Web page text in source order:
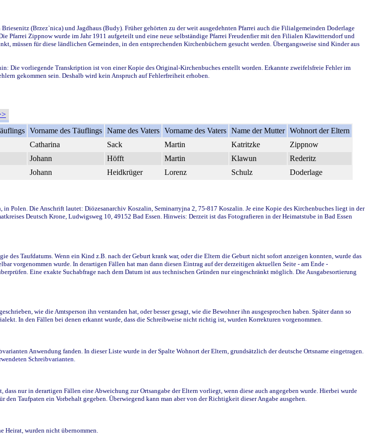
(Brzez`nica) und Jagdhaus (Budy). Früher gehörten zu der weit ausgedehnten Pfarrei auch die Filialgemeinden Doderlage
Pfarrei Zippnow wurde im Jahr 1911 aufgeteilt und eine neue selbständige Pfarrei Freudenfier mit den Filialen Klawittersdorf und
für diese ländlichen Gemeinden, in den entsprechenden Kirchenbüchern gesucht werden. Übergangsweise sind Kinder aus
Die vorliegende Transkription ist von einer Kopie des Original-Kirchenbuches erstellt worden. Erkannte zweifelsfreie Fehler im
gekommen sein. Deshalb wird kein Anspruch auf Fehlerfreiheit erhoben.
Vorname des Täuflings Name des Vaters Vorname des Vaters Name der Mutter Wohnort der Eltern
Catharina Sack Martin Katritzke
Zippnow
Johann Höfft Martin Klawun
Rederitz
Johann Heidkrüger Lorenz Schulz Doderlage
Polen. Die Anschrift lautet: Diözesanarchiv Koszalin, Seminarryjna 2, 75-817 Koszalin. Je eine Kopie des Kirchenbuches liegt in der
Deutsch Krone, Ludwigsweg 10, 49152 Bad Essen. Hinweis: Derzeit ist das Fotografieren in der Heimatstube in Bad Essen
Taufdatums. Wenn ein Kind z.B. nach der Geburt krank war, oder die Eltern die Geburt nicht sofort anzeigen konnten, wurde das
vorgenommen wurde. In derartigen Fällen hat man dann diesen Eintrag auf der derzeitigen aktuellen Seite - am Ende -
Eine exakte Suchabfrage nach dem Datum ist aus technischen Gründen nur eingeschränkt möglich. Die Ausgabesortierung
wie die Amtsperson ihn verstanden hat, oder besser gesagt, wie die Bewohner ihn ausgesprochen haben. Später dann so
In den Fällen bei denen erkannt wurde, dass die Schreibweise nicht richtig ist, wurden Korrekturen vorgenommen.
Anwendung fanden. In dieser Liste wurde in der Spalte Wohnort der Eltern, grundsätzlich der deutsche Ortsname eingetragen.
Schreibvarianten.
nur in derartigen Fällen eine Abweichung zur Ortsangabe der Eltern vorliegt, wenn diese auch angegeben wurde. Hierbei wurde
Taufpaten ein Vorbehalt gegeben. Überwiegend kann man aber von der Richtigkeit dieser Angabe ausgehen.
Heirat, wurden nicht übernommen.